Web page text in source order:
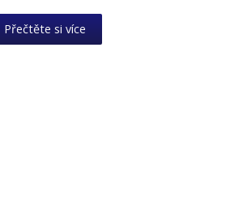
Přečtěte si více